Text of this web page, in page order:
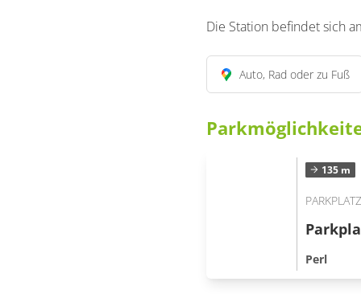
Die Station befindet sich
Auto, Rad oder zu Fuß
135 m
PARKPLATZ
Perl